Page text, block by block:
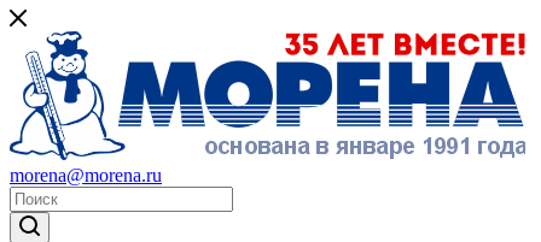
morena@morena.ru